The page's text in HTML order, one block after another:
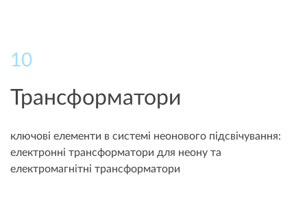
10
Трансформатори
ключові елементи в системі неонового підсвічування:
електронні трансформатори для неону та
електромагнітні трансформатори